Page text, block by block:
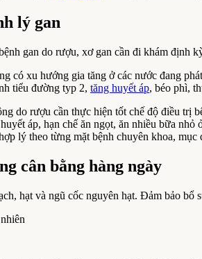
lý gan
gan do rượu, xơ gan cần đi khám định
có xu hướng gia tăng ở các nước đang
tiểu đường typ 2, tăng huyết áp, béo phì,
do rượu cần thực hiện tốt chế độ điều trị
áp, hạn chế ăn ngọt, ăn nhiều bữa
lý theo từng mặt bệnh chuyên khoa,
cân bằng hàng ngày
hạt và ngũ cốc nguyên hạt. Đảm bảo